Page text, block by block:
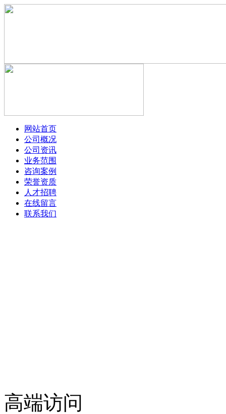
网站首页
公司概况
公司资讯
业务范围
咨询案例
荣誉资质
人才招聘
在线留言
联系我们
高端访问